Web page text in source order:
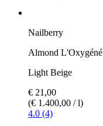
Nailberry
Almond L'Oxygéné
Light Beige
€ 21,00
(€ 1.400,00 / l)
4.0 (4)